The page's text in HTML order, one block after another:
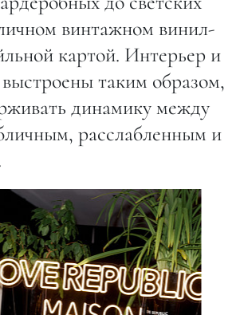
винтажном винил-
картой. Интерьер и
таким образом,
динамику между
расслабленным и